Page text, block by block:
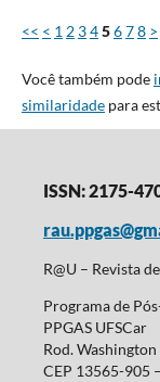
<< < 1 2 345678 >
Você também pode
similaridadepara
ISSN: 2175-
R@U – Revista
Programa de
PPGAS UFSCar
Rod.
CEP 13565-905